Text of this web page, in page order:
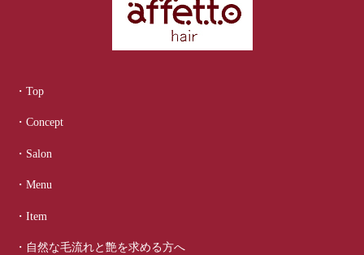
・Top
・Concept
・Salon
・Menu
・Item
・自然な毛流れと艶を求める方へ